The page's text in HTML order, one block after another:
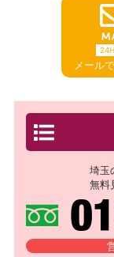
メール
埼玉
無料